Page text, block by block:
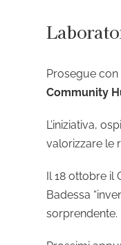
Prosegue
Community
L’iniziativa,
valorizzare le
Il 18 ottobre il
Badessa
sorprendente.